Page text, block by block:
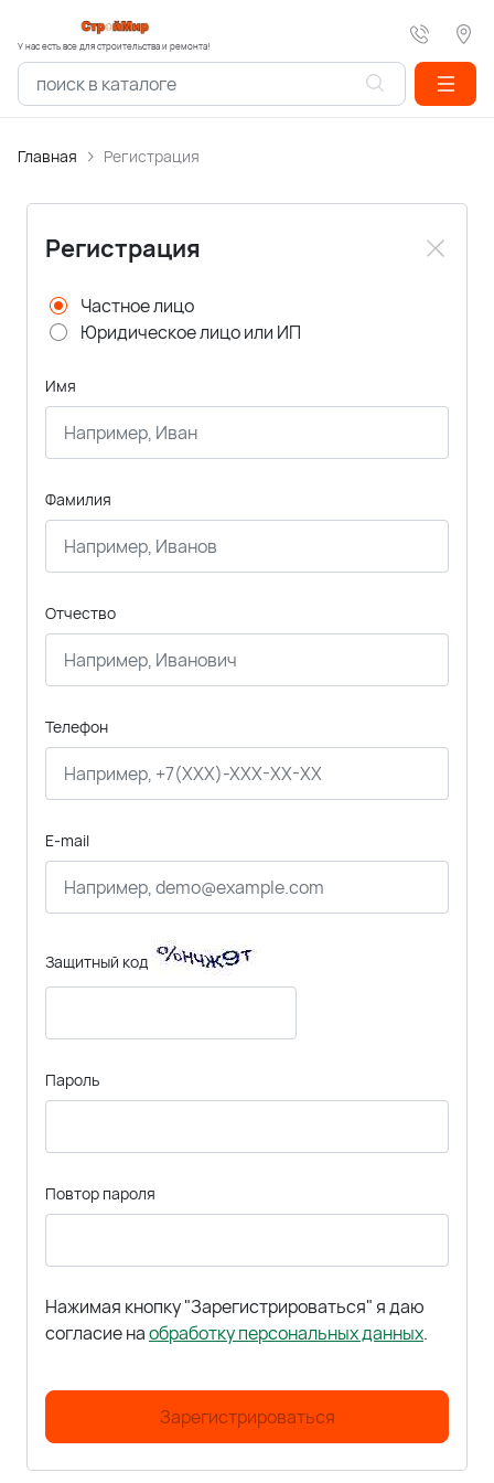
У нас есть все для строительства и ремонта!
Главная Регистрация
Регистрация
Частное лицо
Юридическое лицо или ИП
Имя
Фамилия
Отчество
Телефон
E-mail
Защитный код
Пароль
Повтор пароля
Нажимая кнопку "Зарегистрироваться" я даю
согласие наобработку персональных данных.
Зарегистрироваться